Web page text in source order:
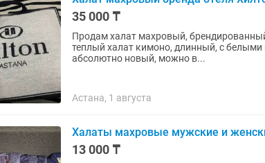
35 000 ₸
Продам халат махровый,
теплый халат кимоно, длинный, с
абсолютно новый, можно в...
Астана, 1 августа
Халаты махровые мужские и
13 000 ₸